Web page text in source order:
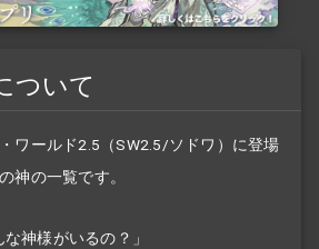
ついて
ワールド2.5（SW2.5/ソドワ）に登場
の神の一覧です。
な神様がいるの？」